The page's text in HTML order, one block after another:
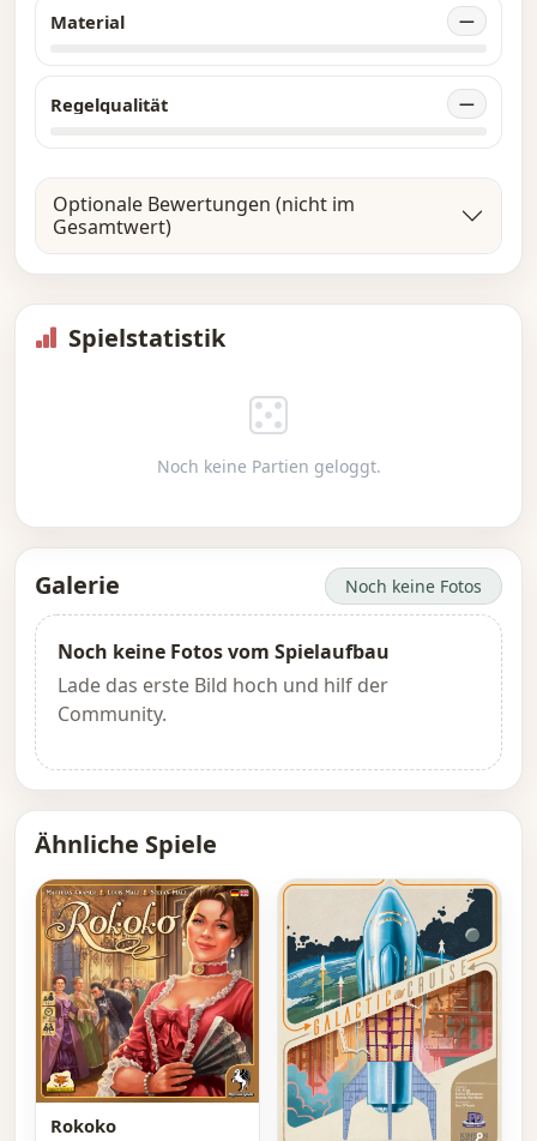
Material —
Regelqualität —
Optionale Bewertungen (nicht im
Gesamtwert)
Spielstatistik
Noch keine Partien geloggt.
Galerie Noch keine Fotos
Noch keine Fotos vom Spielaufbau
Lade das erste Bild hoch und hilf der
Community.
Ähnliche Spiele
Rokoko